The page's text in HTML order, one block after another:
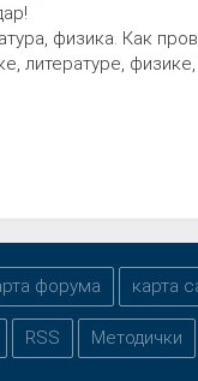
физика. Как
литературе, физике,
форума карта
RSS Методички